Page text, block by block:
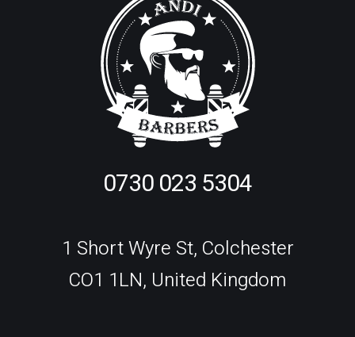
0730 023 5304
1 Short Wyre St, Colchester
CO1 1LN, United Kingdom